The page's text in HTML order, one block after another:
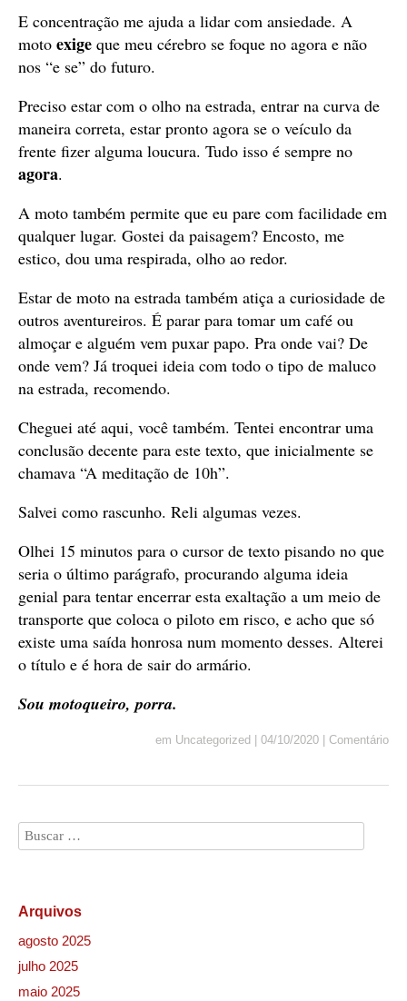
E concentração me ajuda a lidar com ansiedade. A
moto exige que meu cérebro se foque no agora e não
nos “e se” do futuro.
Preciso estar com o olho na estrada, entrar na curva de
maneira correta, estar pronto agora se o veículo da
frente fizer alguma loucura. Tudo isso é sempre no
agora.
A moto também permite que eu pare com facilidade em
qualquer lugar. Gostei da paisagem? Encosto, me
estico, dou uma respirada, olho ao redor.
Estar de moto na estrada também atiça a curiosidade de
outros aventureiros. É parar para tomar um café ou
almoçar e alguém vem puxar papo. Pra onde vai? De
onde vem? Já troquei ideia com todo o tipo de maluco
na estrada, recomendo.
Cheguei até aqui, você também. Tentei encontrar uma
conclusão decente para este texto, que inicialmente se
chamava “A meditação de 10h”.
Salvei como rascunho. Reli algumas vezes.
Olhei 15 minutos para o cursor de texto pisando no que
seria o último parágrafo, procurando alguma ideia
genial para tentar encerrar esta exaltação a um meio de
transporte que coloca o piloto em risco, e acho que só
existe uma saída honrosa num momento desses. Alterei
o título e é hora de sair do armário.
Sou motoqueiro, porra.
em Uncategorized 04/10/2020 Comentário
Arquivos
agosto 2025
julho 2025
maio 2025